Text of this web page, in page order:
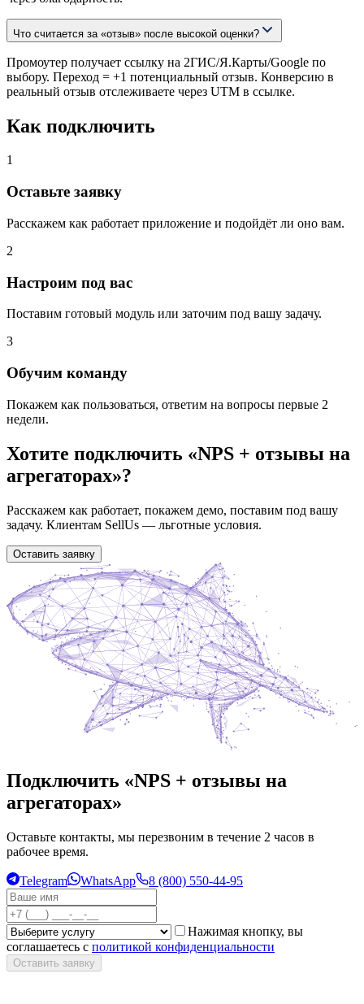
Что считается за «отзыв» после высокой оценки?
Промоутер получает ссылку на 2ГИС/Я.Карты/Google по
выбору. Переход = +1 потенциальный отзыв. Конверсию в
реальный отзыв отслеживаете через UTM в ссылке.
Как подключить
1
Оставьте заявку
Расскажем как работает приложение и подойдёт ли оно вам.
2
Настроим под вас
Поставим готовый модуль или заточим под вашу задачу.
3
Обучим команду
Покажем как пользоваться, ответим на вопросы первые 2
недели.
Хотите подключить «NPS + отзывы на
агрегаторах»?
Расскажем как работает, покажем демо, поставим под вашу
задачу. Клиентам SellUs — льготные условия.
Оставить заявку
Подключить «NPS + отзывы на
агрегаторах»
Оставьте контакты, мы перезвоним в течение 2 часов в
рабочее время.
Telegram WhatsApp 8 (800) 550-44-95
Нажимая кнопку, вы
соглашаетесь с политикой конфиденциальности
Оставить заявку